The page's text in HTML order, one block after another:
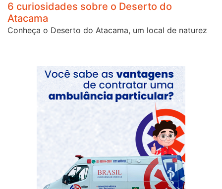
6 curiosidades sobre o Deserto do
Atacama
Conheça o Deserto do Atacama, um local de naturez